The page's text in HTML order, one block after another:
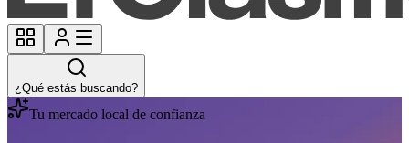
¿Qué estás buscando?
Tu mercado local de confianza